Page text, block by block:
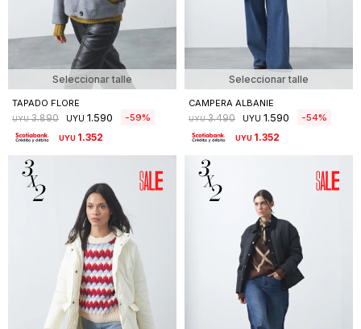
Seleccionar talle
TAPADO FLORE
UYU 3.890 UYU 1.590 59
UYU 1.352
Seleccionar talle
CAMPERA ALBANIE
UYU 3.490 UYU 1.590 54
UYU 1.352